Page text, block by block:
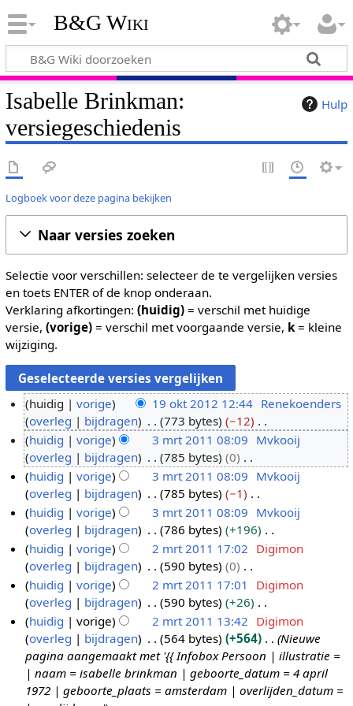
B&G Wiki
Hulp
Isabelle Brinkman:
versiegeschiedenis
Logboek voor deze pagina bekijken
Naar versies zoeken
Selectie voor verschillen: selecteer de te vergelijken versies
en toets ENTER of de knop onderaan.
Verklaring afkortingen: (huidig)= verschil met huidige
versie, (vorige)= verschil met voorgaande versie, k= kleine
wijziging.
9
k
2
1
huidig vorige 19 okt 2012 12:44 Renekoenders
overleg
bijdragen 773 bytes
−12
G
e
e
n
b
e
w
e
r
k
i
n
g
s
s
a
m
0
1
huidig vorige 3 mrt 2011 08:09 Mvkooij
overleg
bijdragen 785 bytes
0
G
e
e
n
b
e
w
e
r
k
i
n
g
s
huidig vorige 3 mrt 2011 08:09 Mvkooij
overleg
bijdragen 785 bytes
−1
G
e
e
n
b
e
w
e
r
k
n
huidig vorige 3 mrt 2011 08:09 Mvkooij
overleg
bijdragen 786 bytes
+196
G
e
e
n
b
e
w
e
r
k
m
huidig vorige 2 mrt 2011 17:02 Digimon
overleg
bijdragen 590 bytes
0
G
e
e
n
b
e
w
huidig vorige 2 mrt 2011 17:01
Digimon
overleg
bijdragen 590 bytes
+26
G
e
e
n
b
huidig vorige 2 mrt 2011 13:42 Digimon
overleg
bijdragen 564 bytes +564
Nieuwe
pagina aangemaakt met '{{ Infobox Persoon | illustratie =
| naam = isabelle brinkman | geboorte_datum = 4 april
1972 | geboorte_plaats = amsterdam | overlijden_datum =